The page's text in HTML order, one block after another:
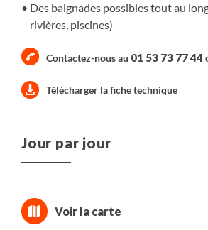
Des baignades possibles tout au
rivières, piscines)
Contactez-nous au 01 53 73 77 44
Télécharger la fiche technique
Jour par jour